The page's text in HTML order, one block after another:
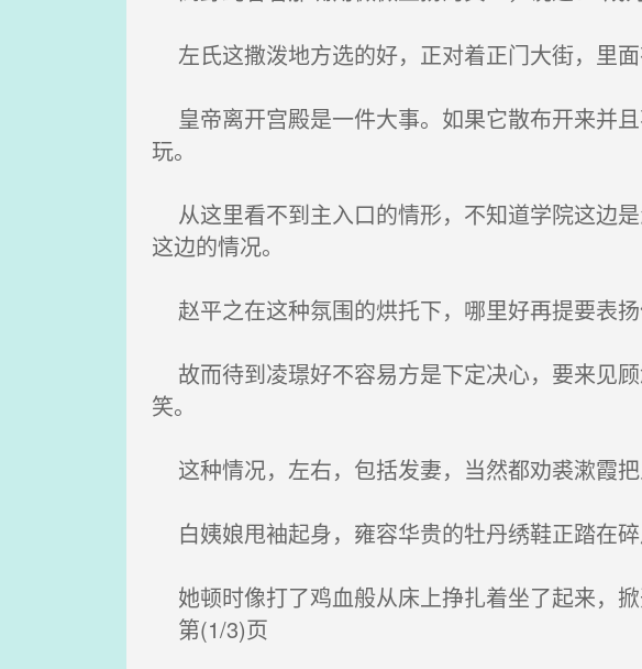
左氏这撒泼地方选的好，正对着正门大街，里面
皇帝离开宫殿是一件大事。如果它散布开来并
玩。
从这里看不到主入口的情形，不知道学院这边
这边的情况。
赵平之在这种氛围的烘托下，哪里好再提要表扬
故而待到凌璟好不容易方是下定决心，要来见
笑。
这种情况，左右，包括发妻，当然都劝裘漱霞把
白姨娘甩袖起身，雍容华贵的牡丹绣鞋正踏在
她顿时像打了鸡血般从床上挣扎着坐了起来，
第(1/3)页